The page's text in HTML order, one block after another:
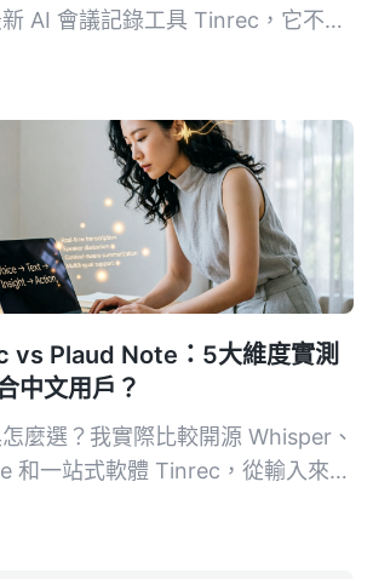
AI 會議記錄工具 Tinrec，它不只
vs Plaud Note：5大維度實測
中文用戶？
麼選？我實際比較開源 Whisper、
和一站式軟體 Tinrec，從輸入來